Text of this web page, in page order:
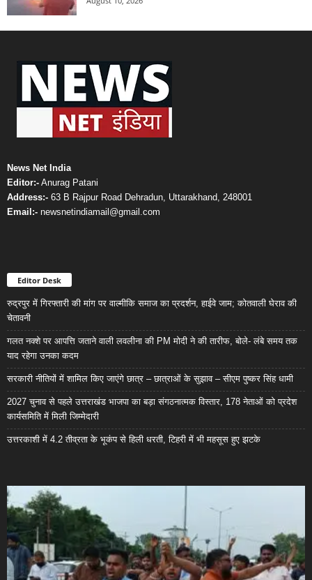
News Net India
Editor:- Anurag Patani
Address:- 63 B Rajpur Road Dehradun, Uttarakhand, 248001
Email:- newsnetindiamail@gmail.com
Editor Desk
रुद्रपुर में गिरफ्तारी की मांग पर वाल्मीकि समाज का प्रदर्शन, हाईवे जाम; कोतवाली घेराव की
चेतावनी
गलत नक्शे पर आपत्ति जताने वाली लवलीना की PM मोदी ने की तारीफ, बोले- लंबे समय तक
याद रहेगा उनका कदम
सरकारी नीतियों में शामिल किए जाएंगे छात्र – छात्राओं के सुझाव – सीएम पुष्कर सिंह धामी
2027 चुनाव से पहले उत्तराखंड भाजपा का बड़ा संगठनात्मक विस्तार, 178 नेताओं को प्रदेश
कार्यसमिति में मिली जिम्मेदारी
उत्तरकाशी में 4.2 तीव्रता के भूकंप से हिली धरती, टिहरी में भी महसूस हुए झटके